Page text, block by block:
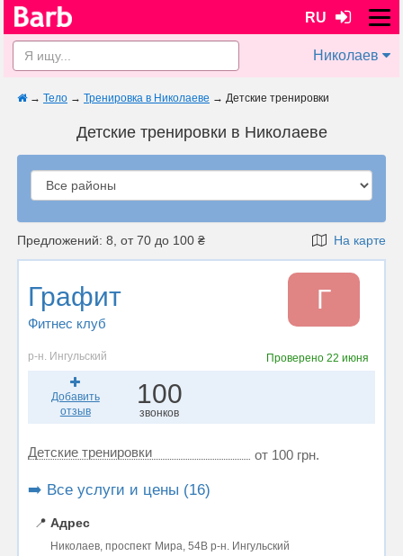
RU
Николаев
→ Тело → Тренировка в Николаеве → Детские тренировки
Детские тренировки в Николаеве
Предложений: 8, от 70 до 100 ₴ На карте
Графит
Фитнес клуб
Г
р-н. Ингульский Проверено 22 июня
Добавить
отзыв
100
звонков
Детские тренировки от 100 грн.
➡️ Все услуги и цены (16)
📍 Адрес
Николаев, проспект Мира, 54В р-н. Ингульский